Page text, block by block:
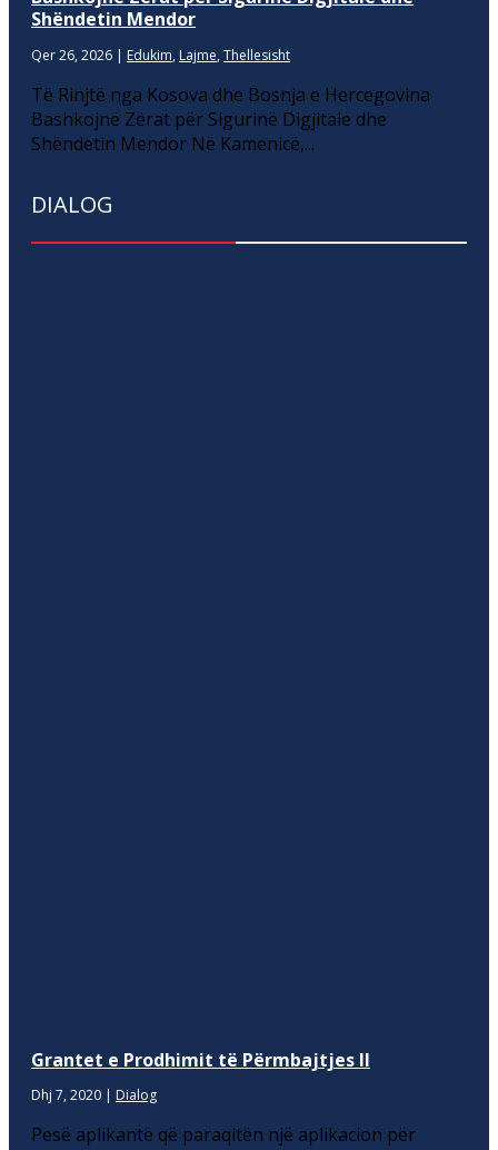
Shëndetin Mendor
Qer 26, 2026 | Edukim, Lajme, Thellesisht
Të Rinjtë nga Kosova dhe Bosnja e Hercegovina
Bashkojnë Zërat për Sigurinë Digjitale dhe
Shëndetin Mendor Në Kamenicë,...
DIALOG
Grantet e Prodhimit të Përmbajtjes II
Dhj 7, 2020 | Dialog
Pesë aplikantë që paraqitën një aplikacion për